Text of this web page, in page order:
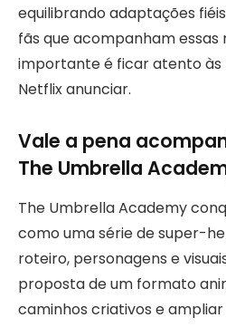
equilibrando adaptações
fãs que acompanham essas
importante é ficar atento às
Netflix anunciar.
Vale a pena
The Umbrella
The Umbrella Academy
como uma série de super-
roteiro, personagens e
proposta de um formato
caminhos criativos e